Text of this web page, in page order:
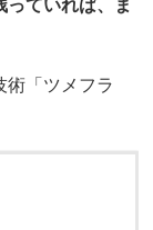
ていれば、ま
術「ツメフラ